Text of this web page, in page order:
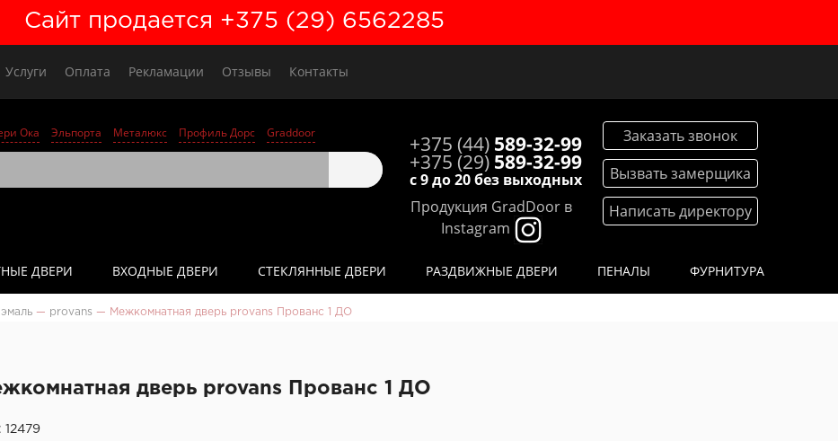
Сайт продается +375 (29) 6562285
Услуги Оплата Рекламации Отзывы Контакты
Заказать звонок
Вызвать замерщика
Написать директору
+375 (44) 589-32-99
+375 (29) 589-32-99
с 9 до 20 без выходных
Продукция GradDoor в
Instagram
Ока Эльпорта Металюкс Профиль Дорс Graddoor
ДВЕРИ ВХОДНЫЕ ДВЕРИ СТЕКЛЯННЫЕ ДВЕРИ РАЗДВИЖНЫЕ ДВЕРИ ПЕНАЛЫ ФУРНИТУРА
— provans — Межкомнатная дверь рrovans Прованс 1 ДО
дверь рrovans Прованс 1 ДО
12479